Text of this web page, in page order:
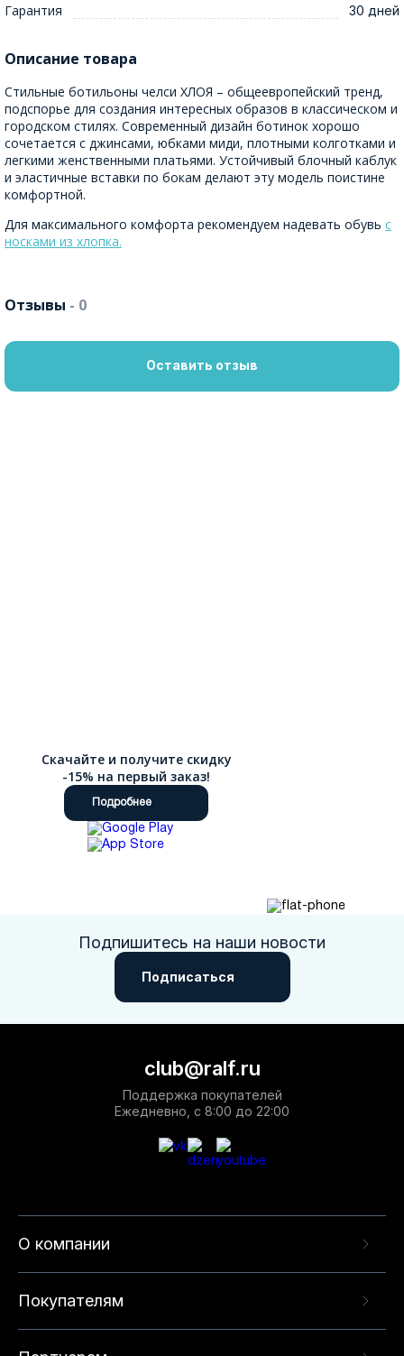
Гарантия 30 дней
Описание товара
Стильные ботильоны челси ХЛОЯ – общеевропейский тренд,
подспорье для создания интересных образов в классическом и
городском стилях. Современный дизайн ботинок хорошо
сочетается с джинсами, юбками миди, плотными колготками и
легкими женственными платьями. Устойчивый блочный каблук
и эластичные вставки по бокам делают эту модель поистине
комфортной.
Для максимального комфорта рекомендуем надевать обувь с
носками из хлопка.
Отзывы - 0
Оставить отзыв
Скачайте и получите скидку
-15% на первый заказ!
Подробнее
Подпишитесь на наши новости
Подписаться
О компании
Покупателям
club@ralf.ru
Поддержка покупателей
Ежедневно, с 8:00 до 22:00